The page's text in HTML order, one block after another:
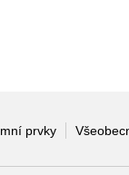
prvky